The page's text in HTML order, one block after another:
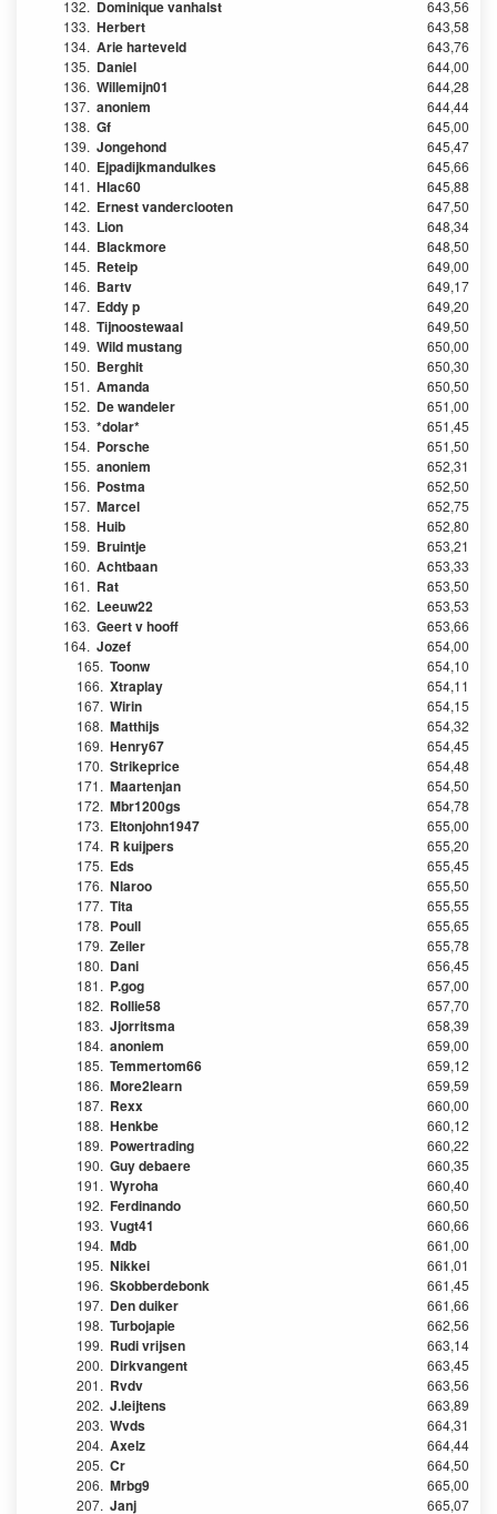
132. Dominique vanhalst
643,56
133. Herbert
643,58
134. Arie harteveld
643,76
135. Daniel
644,00
136. Willemijn01
644,28
137. anoniem
644,44
138. Gf
645,00
139. Jongehond
645,47
140. Ejpadijkmandulkes
645,66
141. Hlac60
645,88
142. Ernest vanderclooten
647,50
143. Lion
648,34
144. Blackmore
648,50
145. Reteip
649,00
146. Bartv
649,17
147. Eddy p
649,20
148. Tijnoostewaal
649,50
149. Wild mustang
650,00
150. Berghit
650,30
151. Amanda
650,50
152. De wandeler
651,00
153. *dolar*
651,45
154. Porsche
651,50
155. anoniem
652,31
156. Postma
652,50
157. Marcel
652,75
158. Huib
652,80
159. Bruintje
653,21
160. Achtbaan
653,33
161. Rat
653,50
162. Leeuw22
653,53
163. Geert v hooff
653,66
164. Jozef
654,00
165. Toonw
654,10
166. Xtraplay
654,11
167. Wirin
654,15
168. Matthijs
654,32
169. Henry67
654,45
170. Strikeprice
654,48
171. Maartenjan
654,50
172. Mbr1200gs
654,78
173. Eltonjohn1947
655,00
174. R kuijpers
655,20
175. Eds
655,45
176. Nlaroo
655,50
177. Tita
655,55
178. Poull
655,65
179. Zeiler
655,78
180. Dani
656,45
181. P.gog
657,00
182. Rollie58
657,70
183. Jjorritsma
658,39
184. anoniem
659,00
185. Temmertom66
659,12
186. More2learn
659,59
187. Rexx
660,00
188. Henkbe
660,12
189. Powertrading
660,22
190. Guy debaere
660,35
191. Wyroha
660,40
192. Ferdinando
660,50
193. Vugt41
660,66
194. Mdb
661,00
195. Nikkei
661,01
196. Skobberdebonk
661,45
197. Den duiker
661,66
198. Turbojapie
662,56
199. Rudi vrijsen
663,14
200. Dirkvangent
663,45
201. Rvdv
663,56
202. J.leijtens
663,89
203. Wvds
664,31
204. Axelz
664,44
205. Cr
664,50
206. Mrbg9
665,00
207. Janj 665,07